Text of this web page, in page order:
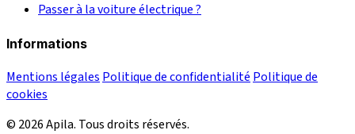
Passer à la voiture électrique ?
Informations
Mentions légales Politique de confidentialité Politique de
cookies
© 2026 Apila. Tous droits réservés.